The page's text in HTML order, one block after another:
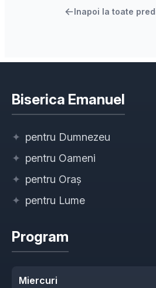
Inapoi la toate
Biserica Emanuel
✦ pentru Dumnezeu
✦ pentru Oameni
✦ pentru Oraș
✦ pentru Lume
Program
Miercuri